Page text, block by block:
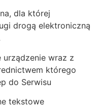
dla której
drogą elektroniczną
urządzenie wraz z
którego
do Serwisu
tekstowe